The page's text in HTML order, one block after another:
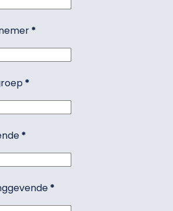
*
*
*
*